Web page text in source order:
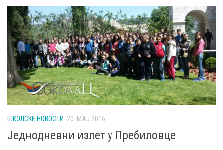
ШКОЛСКЕ НОВОСТИ 20. МАЈ 2016.
Једнодневни излет у Пребиловце